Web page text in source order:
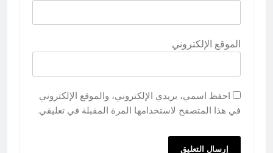
الموقع الإلكتروني
احفظ اسمي، بريدي الإلكتروني، والموقع الإلكتروني
في هذا المتصفح لاستخدامها المرة المقبلة في تعليقي.